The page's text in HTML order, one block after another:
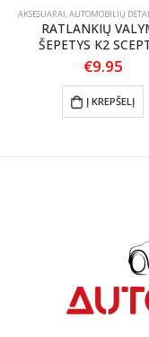
PASTOS
AKSESUARAI,AUTOMOBILIŲ
RATLANKIŲ
ŠEPETYS K2
€9.95
Į KREPŠELĮ